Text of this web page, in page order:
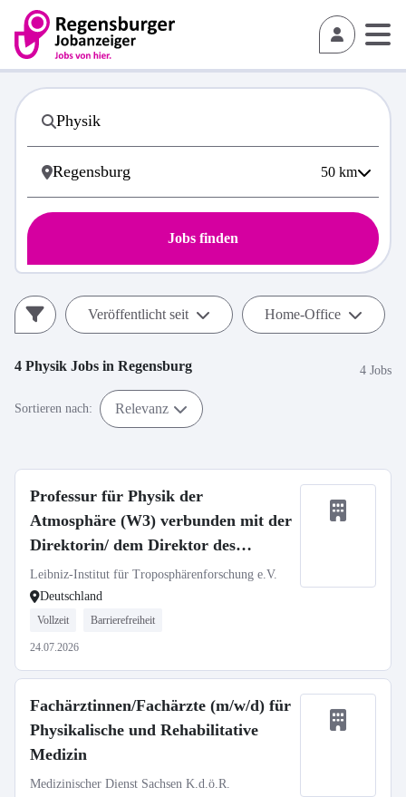
50 km
Jobs finden
Veröffentlicht seit Home-Office
4 Physik Jobs in Regensburg 4 Jobs
Sortieren nach: Relevanz
Professur für Physik der
Atmosphäre (W3) verbunden mit der
Direktorin/ dem Direktor des
TROPOS
Leibniz-Institut für Troposphärenforschung e.V.
Deutschland
Vollzeit Barrierefreiheit
24.07.2026
Fachärztinnen/Fachärzte (m/w/d) für
Physikalische und Rehabilitative
Medizin
Medizinischer Dienst Sachsen K.d.ö.R.